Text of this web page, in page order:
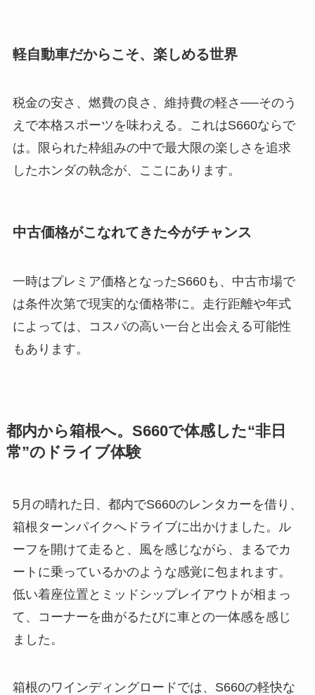
軽自動車だからこそ、楽しめる世界
税金の安さ、燃費の良さ、維持費の軽さ──そのう
えで本格スポーツを味わえる。これはS660ならで
は。限られた枠組みの中で最大限の楽しさを追求
したホンダの執念が、ここにあります。
中古価格がこなれてきた今がチャンス
一時はプレミア価格となったS660も、中古市場で
は条件次第で現実的な価格帯に。走行距離や年式
によっては、コスパの高い一台と出会える可能性
もあります。
都内から箱根へ。S660で体感した“非日
常”のドライブ体験
5月の晴れた日、都内でS660のレンタカーを借り、
箱根ターンパイクへドライブに出かけました。ル
ーフを開けて走ると、風を感じながら、まるでカ
ートに乗っているかのような感覚に包まれます。
低い着座位置とミッドシップレイアウトが相まっ
て、コーナーを曲がるたびに車との一体感を感じ
ました。
箱根のワインディングロードでは、S660の軽快な